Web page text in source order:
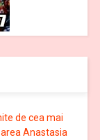
de cea mai
Anastasia